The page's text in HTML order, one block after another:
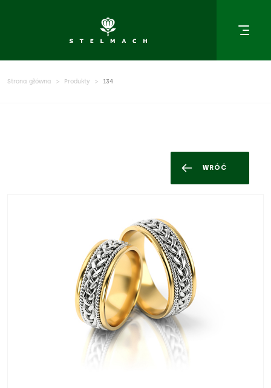
Strona główna Produkty 134
WRÓĆ